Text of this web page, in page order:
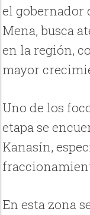
el gobernador
Mena, busca
en la región,
mayor
Uno de los
etapa se
Kanasín,
En esta zona